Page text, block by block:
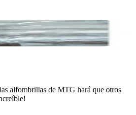
alfombrillas de MTG hará que otros